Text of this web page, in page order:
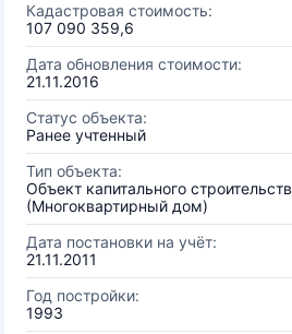
Кадастровая стоимость:
107 090 359,6
Дата обновления стоимости:
21.11.2016
Статус объекта:
Ранее учтенный
Тип объекта:
Объект капитального
(Многоквартирный дом)
Дата постановки на учёт:
21.11.2011
Год постройки:
1993